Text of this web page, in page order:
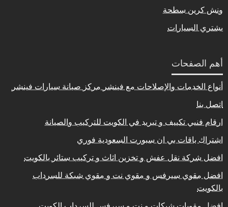
ونش كرين سطحة
يشتري السيارات
أهم الصفحات
أنواع الخدمات والإصلاحات مع فينشر مركز صيانة سيارات فينشر
اتصل بنا
ارقام فنيي تكييف و تبريد في الكويت للتركيب والصيانة
اشتراك باقات بي ان سبورت السعودية فوري
افضل شركة نقل عفش و تخزين اثاث و تركيب ستائر بالكويت
افضل مقوي سيرفس و مقوي نت و مقوي شبكة للسرداب
بالكويت